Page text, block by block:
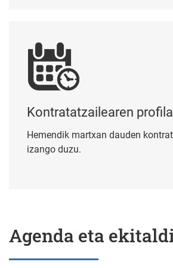
Kontratatzailearen profila
Hemendik martxan dauden
izango duzu.
Agenda eta